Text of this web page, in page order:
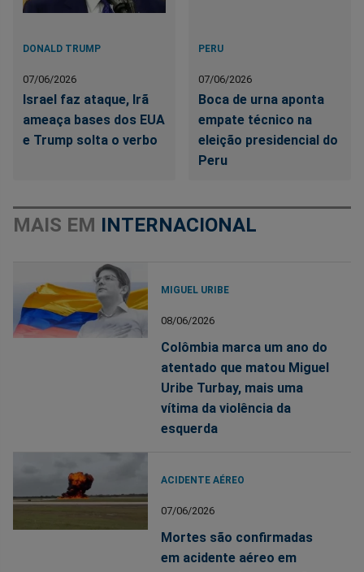
DONALD TRUMP
07/06/2026
Israel faz ataque, Irã
ameaça bases dos EUA
e Trump solta o verbo
PERU
07/06/2026
Boca de urna aponta
empate técnico na
eleição presidencial do
Peru
MAIS EM INTERNACIONAL
MIGUEL URIBE
08/06/2026
Colômbia marca um ano do
atentado que matou Miguel
Uribe Turbay, mais uma
vítima da violência da
esquerda
ACIDENTE AÉREO
07/06/2026
Mortes são confirmadas
em acidente aéreo em